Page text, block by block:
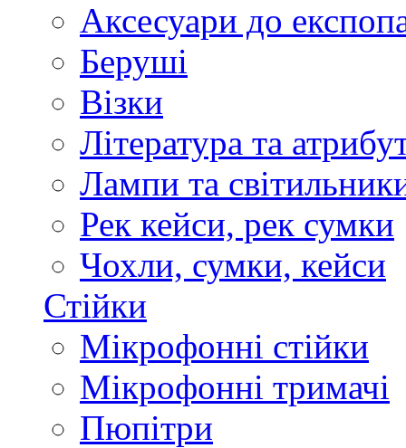
Аксесуари до
Беруші
Візки
Література та
Лампи та
Рек кейси, рек сумки
Чохли, сумки, кейси
Стійки
Мікрофонні стійки
Мікрофонні тримачі
Пюпітри